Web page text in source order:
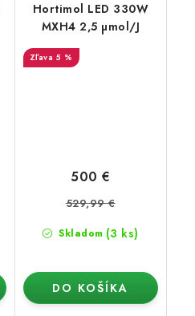
Hortimol LED 330W
MXH4 2,5 µmol/J
5 %
Skladom (3 ks)
500 €
529,99 €
DO KOŠÍKA